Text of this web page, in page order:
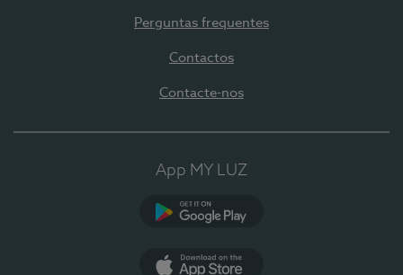
Perguntas frequentes
Contactos
Contacte-nos
App MY LUZ